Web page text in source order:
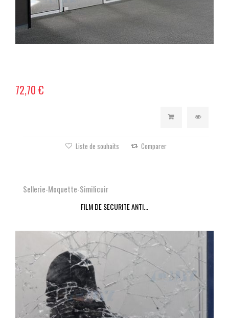
72,70 €
Liste de souhaits Comparer
Sellerie-Moquette-Similicuir
FILM DE SECURITE ANTI...